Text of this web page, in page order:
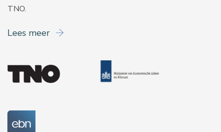
TNO.
Lees meer